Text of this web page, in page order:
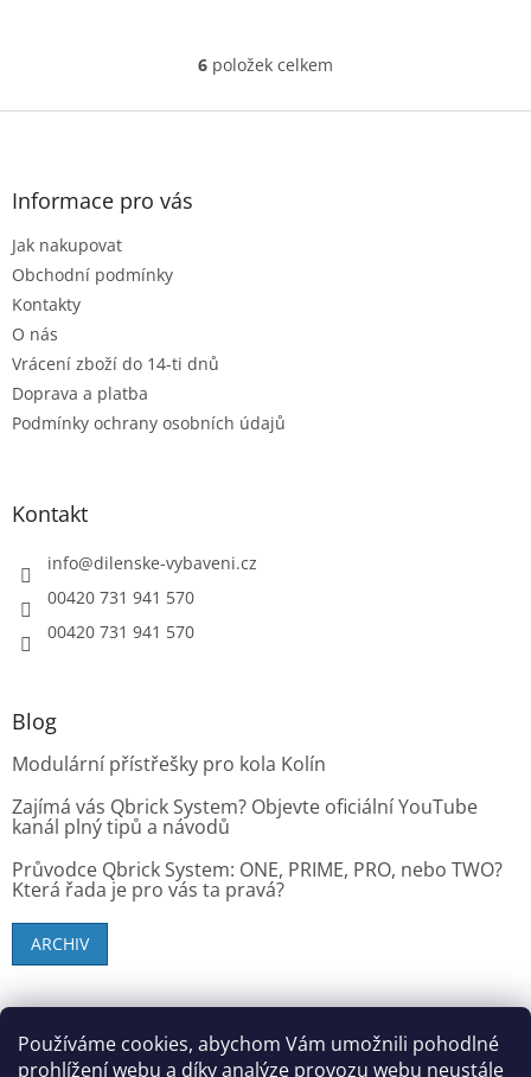
Používáme cookies, abychom Vám umožnili pohodlné
prohlížení webu a díky analýze provozu webu neustále
O
l
p
i
6 položek celkem
Z
Informace pro vás
Jak nakupovat
Obchodní podmínky
Kontakty
O nás
Vrácení zboží do 14-ti dnů
Doprava a platba
Podmínky ochrany osobních údajů
Kontakt
info@dilenske-vybaveni.cz
00420 731 941 570
00420 731 941 570
Blog
Modulární přístřešky pro kola Kolín
Zajímá vás Qbrick System? Objevte oficiální YouTube
kanál plný tipů a návodů
Průvodce Qbrick System: ONE, PRIME, PRO, nebo TWO?
Která řada je pro vás ta pravá?
ARCHIV